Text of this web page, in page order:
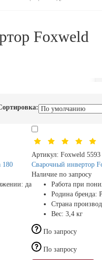
Foxweld
180
да
Артикул: Foxweld 5593
Сварочный инвертор
Наличие по запросу
Работа при
Родина бренда:
Страна
Вес: 3,4 кг
По запросу
По запросу